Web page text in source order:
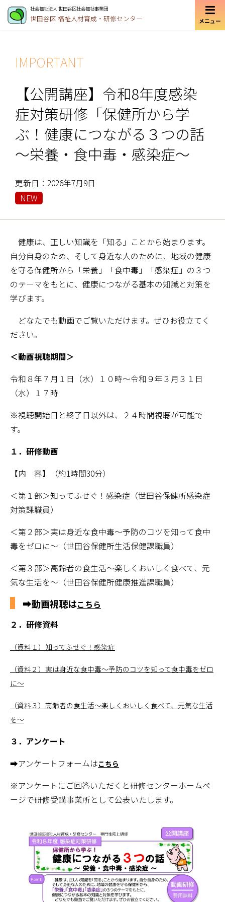
社会福祉法人 世田谷区社会福祉事業団
世田谷区 福祉人材育成・研修センター
IMPORTANT
【公開講座】令和8年度感染
症対策研修「保健所から学
ぶ！健康につながる３つの話
～栄養・食中毒・感染症～
更新日：2026年7月9日
NEW
健康は、正しい知識を「知る」ことから始まります。
自分自身のため、そして身近な人のために、地域の健康
を守る保健所から「栄養」「食中毒」「感染症」の３つ
のテーマをもとに、健康につながる基本の知識と対策を
学びます。
どなたでも動画でご覧いただけます。ぜひお役立てく
ださい。
＜動画視聴期間＞
令和８年７月１日（水）１０時～令和９年３月３１日
（水）１７時
※視聴開始日と終了日以外は、２４時間視聴が可能で
す。
１．研修動画
【内 容】（約1時間30分）
＜第１部＞知ってふせぐ！感染症（世田谷保健所感染症
対策課職員）
＜第２部＞実は身近な食中毒～予防のコツを知って食中
毒をゼロに～（世田谷保健所生活保健課職員）
＜第３部＞高齢者の食生活～楽しくおいしく食べて、元
気な生活を～（世田谷保健所健康推進課職員）
➡動画視聴はこちら
２．研修資料
（資料１）知ってふせぐ！感染症
（資料２）実は身近な食中毒～予防のコツを知って食中毒をゼロ
に～
（資料３）高齢者の食生活～楽しくおいしく食べて、元気な生活
を～
３．アンケート
➡アンケートフォームはこちら
※アンケートにご回答いただくと研修センターホームペ
ージで研修受講事業所として公表いたします。
メニュー